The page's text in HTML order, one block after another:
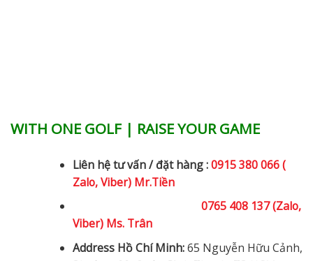
WITH ONE GOLF | RAISE YOUR GAME
Liên hệ tư vấn / đặt hàng :0915 380 066 (
Zalo, Viber) Mr.Tiền
0765 408 137 (Zalo,
Viber) Ms. Trân
Address Hồ Chí Minh:65 Nguyễn Hữu Cảnh,